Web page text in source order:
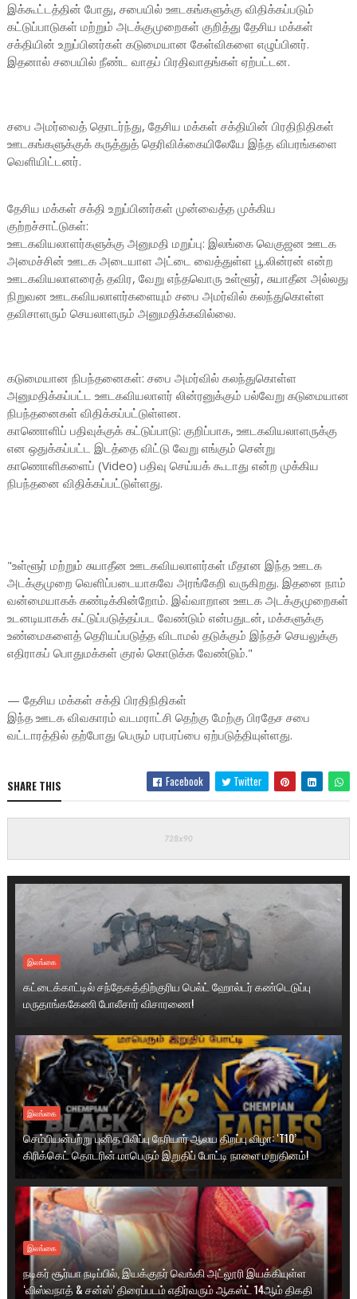
இக்கூட்டத்தின் போது, சபையில் ஊடகங்களுக்கு விதிக்கப்படும்
கட்டுப்பாடுகள் மற்றும் அடக்குமுறைகள் குறித்து தேசிய மக்கள்
சக்தியின் உறுப்பினர்கள் கடுமையான கேள்விகளை எழுப்பினர்.
இதனால் சபையில் நீண்ட வாதப் பிரதிவாதங்கள் ஏற்பட்டன.
சபை அமர்வைத் தொடர்ந்து, தேசிய மக்கள் சக்தியின் பிரதிநிதிகள்
ஊடகங்களுக்குக் கருத்துத் தெரிவிக்கையிலேயே இந்த விபரங்களை
வெளியிட்டனர்.
தேசிய மக்கள் சக்தி உறுப்பினர்கள் முன்வைத்த முக்கிய
குற்றச்சாட்டுகள்:
ஊடகவியலாளர்களுக்கு அனுமதி மறுப்பு: இலங்கை வெகுஜன ஊடக
அமைச்சின் ஊடக அடையாள அட்டை வைத்துள்ள பூ.லின்ரன் என்ற
ஊடகவியலாளரைத் தவிர, வேறு எந்தவொரு உள்ளூர், சுயாதீன அல்லது
நிறுவன ஊடகவியலாளர்களையும் சபை அமர்வில் கலந்துகொள்ள
தவிசாளரும் செயலாளரும் அனுமதிக்கவில்லை.
கடுமையான நிபந்தனைகள்: சபை அமர்வில் கலந்துகொள்ள
அனுமதிக்கப்பட்ட ஊடகவியலாளர் லின்ரனுக்கும் பல்வேறு கடுமையான
நிபந்தனைகள் விதிக்கப்பட்டுள்ளன.
காணொளிப் பதிவுக்குக் கட்டுப்பாடு: குறிப்பாக, ஊடகவியலாளருக்கு
என ஒதுக்கப்பட்ட இடத்தை விட்டு வேறு எங்கும் சென்று
காணொளிகளைப் (Video) பதிவு செய்யக் கூடாது என்ற முக்கிய
நிபந்தனை விதிக்கப்பட்டுள்ளது.
"உள்ளூர் மற்றும் சுயாதீன ஊடகவியலாளர்கள் மீதான இந்த ஊடக
அடக்குமுறை வெளிப்படையாகவே அரங்கேறி வருகிறது. இதனை நாம்
வன்மையாகக் கண்டிக்கின்றோம். இவ்வாறான ஊடக அடக்குமுறைகள்
உடனடியாகக் கட்டுப்படுத்தப்பட வேண்டும் என்பதுடன், மக்களுக்கு
உண்மைகளைத் தெரியப்படுத்த விடாமல் தடுக்கும் இந்தச் செயலுக்கு
எதிராகப் பொதுமக்கள் குரல் கொடுக்க வேண்டும்."
— தேசிய மக்கள் சக்தி பிரதிநிதிகள்
இந்த ஊடக விவகாரம் வடமராட்சி தெற்கு மேற்கு பிரதேச சபை
வட்டாரத்தில் தற்போது பெரும் பரபரப்பை ஏற்படுத்தியுள்ளது.
SHARE THIS Facebook Twitter
இலங்கை
கட்டைக்காட்டில் சந்தேகத்திற்குரிய பெல்ட் ஹோல்டர் கண்டெடுப்பு
மருதாங்ககேணி போலீசார் விசாரணை!
இலங்கை
செம்பியன்பற்று புனித பிலிப்பு நேரியார் ஆலய திறப்பு விழா: ‘T10’
கிரிக்கெட் தொடரின் மாபெரும் இறுதிப் போட்டி நாளை மறுதினம்!
இலங்கை
நடிகர் சூர்யா நடிப்பில், இயக்குநர் வெங்கி அட்லூரி இயக்கியுள்ள
‘விஸ்வநாத் & சன்ஸ்’ திரைப்படம் எதிர்வரும் ஆகஸ்ட் 14ஆம் திகதி